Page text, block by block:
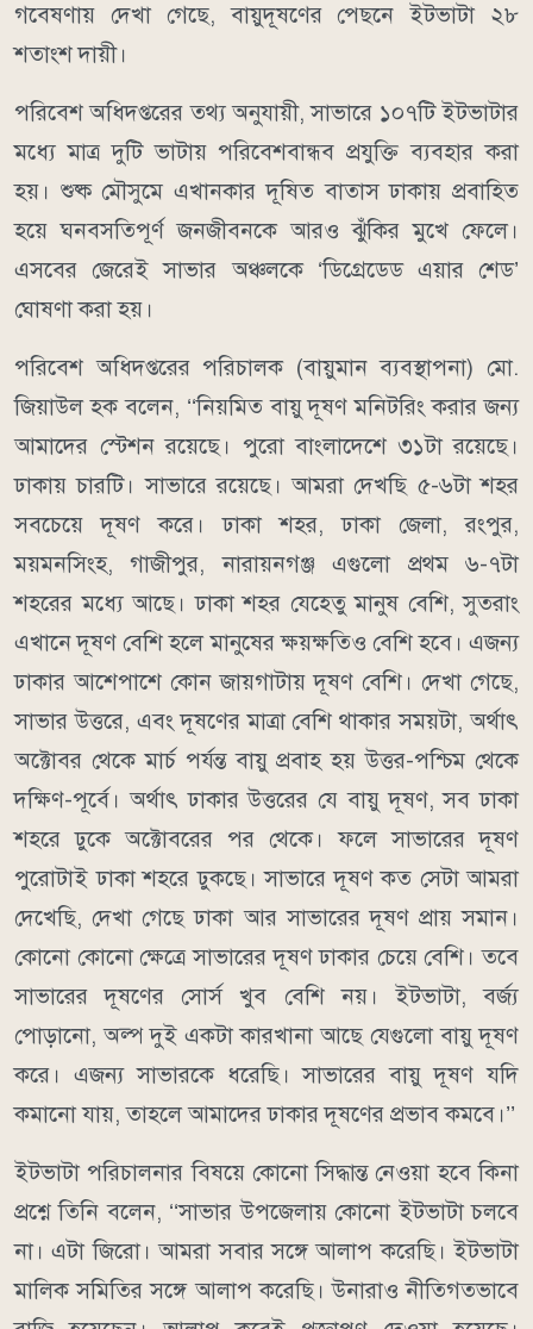
গবেষণায় দেখা গেছে, বায়ুদূষণের পেছনে ইটভাটা ২৮
শতাংশ দায়ী।
পরিবেশ অধিদপ্তরের তথ্য অনুযায়ী, সাভারে ১০৭টি ইটভাটার
মধ্যে মাত্র দুটি ভাটায় পরিবেশবান্ধব প্রযুক্তি ব্যবহার করা
হয়। শুষ্ক মৌসুমে এখানকার দূষিত বাতাস ঢাকায় প্রবাহিত
হয়ে ঘনবসতিপূর্ণ জনজীবনকে আরও ঝুঁকির মুখে ফেলে।
এসবের জেরেই সাভার অঞ্চলকে ‘ডিগ্রেডেড এয়ার শেড’
ঘোষণা করা হয়।
পরিবেশ অধিদপ্তরের পরিচালক (বায়ুমান ব্যবস্থাপনা) মো.
জিয়াউল হক বলেন, ‘‘নিয়মিত বায়ু দূষণ মনিটরিং করার জন্য
আমাদের স্টেশন রয়েছে। পুরো বাংলাদেশে ৩১টা রয়েছে।
ঢাকায় চারটি। সাভারে রয়েছে। আমরা দেখছি ৫-৬টা শহর
সবচেয়ে দূষণ করে। ঢাকা শহর, ঢাকা জেলা, রংপুর,
ময়মনসিংহ, গাজীপুর, নারায়নগঞ্জ এগুলো প্রথম ৬-৭টা
শহরের মধ্যে আছে। ঢাকা শহর যেহেতু মানুষ বেশি, সুতরাং
এখানে দূষণ বেশি হলে মানুষের ক্ষয়ক্ষতিও বেশি হবে। এজন্য
ঢাকার আশেপাশে কোন জায়গাটায় দূষণ বেশি। দেখা গেছে,
সাভার উত্তরে, এবং দূষণের মাত্রা বেশি থাকার সময়টা, অর্থাৎ
অক্টোবর থেকে মার্চ পর্যন্ত বায়ু প্রবাহ হয় উত্তর-পশ্চিম থেকে
দক্ষিণ-পূর্বে। অর্থাৎ ঢাকার উত্তরের যে বায়ু দূষণ, সব ঢাকা
শহরে ঢুকে অক্টোবরের পর থেকে। ফলে সাভারের দূষণ
পুরোটাই ঢাকা শহরে ঢুকছে। সাভারে দূষণ কত সেটা আমরা
দেখেছি, দেখা গেছে ঢাকা আর সাভারের দূষণ প্রায় সমান।
কোনো কোনো ক্ষেত্রে সাভারের দূষণ ঢাকার চেয়ে বেশি। তবে
সাভারের দূষণের সোর্স খুব বেশি নয়। ইটভাটা, বর্জ্য
পোড়ানো, অল্প দুই একটা কারখানা আছে যেগুলো বায়ু দূষণ
করে। এজন্য সাভারকে ধরেছি। সাভারের বায়ু দূষণ যদি
কমানো যায়, তাহলে আমাদের ঢাকার দূষণের প্রভাব কমবে।’’
ইটভাটা পরিচালনার বিষয়ে কোনো সিদ্ধান্ত নেওয়া হবে কিনা
প্রশ্নে তিনি বলেন, ‘‘সাভার উপজেলায় কোনো ইটভাটা চলবে
না। এটা জিরো। আমরা সবার সঙ্গে আলাপ করেছি। ইটভাটা
মালিক সমিতির সঙ্গে আলাপ করেছি। উনারাও নীতিগতভাবে